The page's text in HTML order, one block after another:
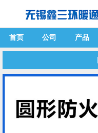
首页 公司 产品